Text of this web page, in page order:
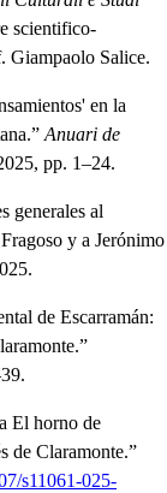
scientifico-
Giampaolo Salice.
en la
Anuari de
pp. 1–24.
generales al
y a Jerónimo
de Escarramán:
El horno de
de Claramonte.”
s11061-025-